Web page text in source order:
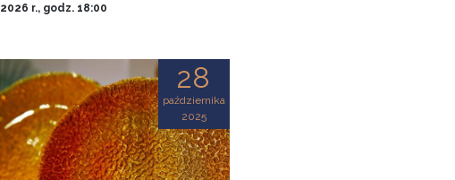
2026 r., godz. 18:00
28
października
2025